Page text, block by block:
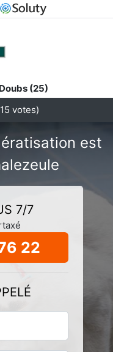
(25)
votes)
est
7/7
22